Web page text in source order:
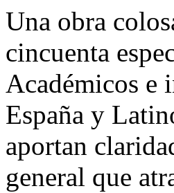
Una obra
cincuenta
Académicos e
España y
aportan
general que